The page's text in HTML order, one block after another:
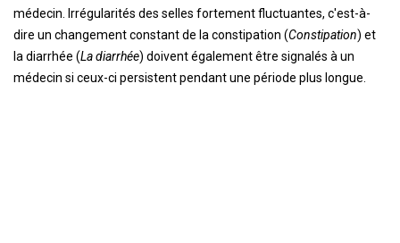
médecin. Irrégularités des selles fortement fluctuantes, c'est-à-
dire un changement constant de la constipation (Constipation) et
la diarrhée (La diarrhée) doivent également être signalés à un
médecin si ceux-ci persistent pendant une période plus longue.